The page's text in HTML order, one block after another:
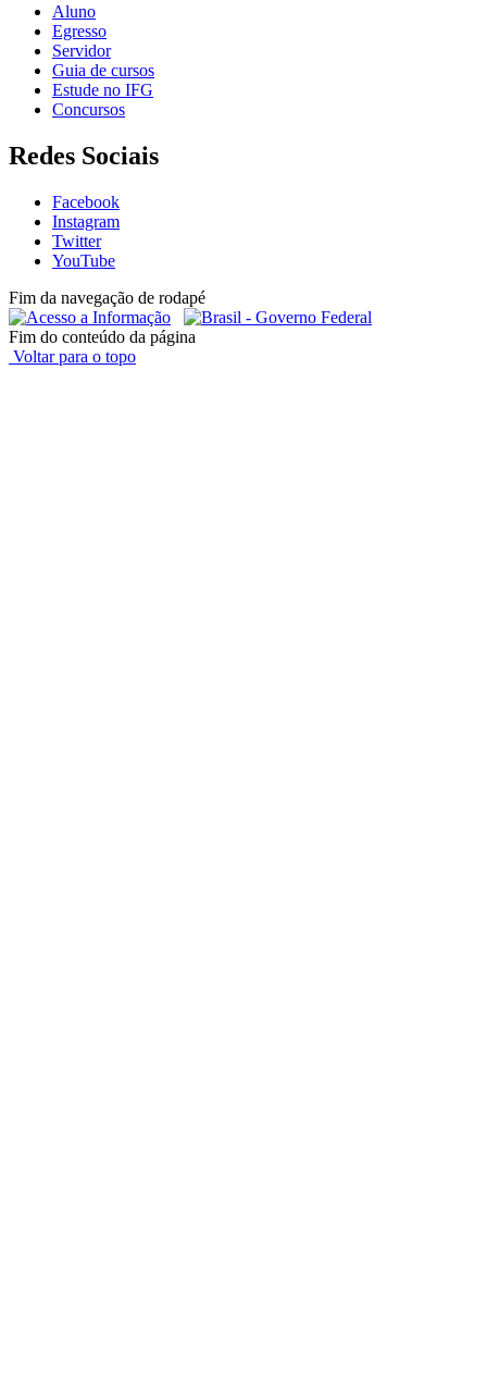
Aluno
Egresso
Servidor
Guia de cursos
Estude no IFG
Concursos
Redes Sociais
Facebook
Instagram
Twitter
YouTube
Fim da navegação de rodapé
Fim do conteúdo da página
Voltar para o topo